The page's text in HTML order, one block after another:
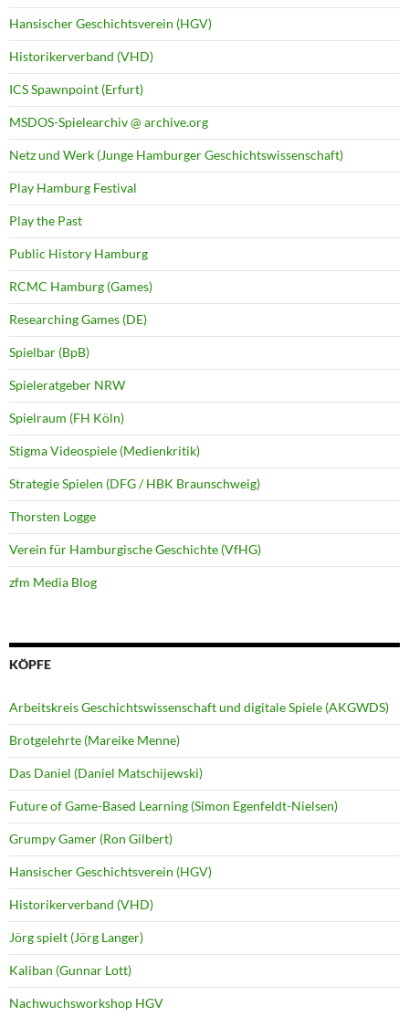
Hansischer Geschichtsverein (HGV)
Historikerverband (VHD)
ICS Spawnpoint (Erfurt)
MSDOS-Spielearchiv @ archive.org
Netz und Werk (Junge Hamburger Geschichtswissenschaft)
Play Hamburg Festival
Play the Past
Public History Hamburg
RCMC Hamburg (Games)
Researching Games (DE)
Spielbar (BpB)
Spieleratgeber NRW
Spielraum (FH Köln)
Stigma Videospiele (Medienkritik)
Strategie Spielen (DFG / HBK Braunschweig)
Thorsten Logge
Verein für Hamburgische Geschichte (VfHG)
zfm Media Blog
KÖPFE
Arbeitskreis Geschichtswissenschaft und digitale Spiele (AKGWDS)
Brotgelehrte (Mareike Menne)
Das Daniel (Daniel Matschijewski)
Future of Game-Based Learning (Simon Egenfeldt-Nielsen)
Grumpy Gamer (Ron Gilbert)
Hansischer Geschichtsverein (HGV)
Historikerverband (VHD)
Jörg spielt (Jörg Langer)
Kaliban (Gunnar Lott)
Nachwuchsworkshop HGV